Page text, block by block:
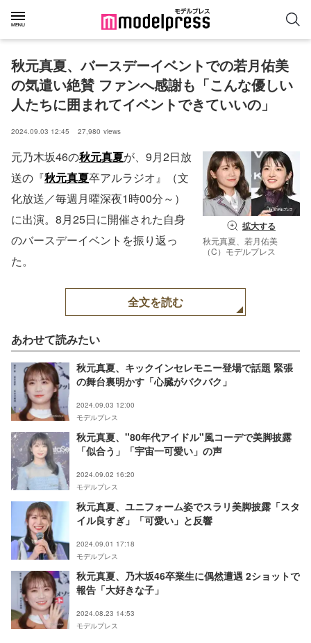
秋元真夏、バースデーイベントでの若月佑美
の気遣い絶賛 ファンへ感謝も「こんな優しい
人たちに囲まれてイベントできていいの」
2024.09.03 12:45 27,980 views
拡大する
秋元真夏、若月佑美
（C）モデルプレス
元乃木坂46の秋元真夏が、9月2日放
送の『秋元真夏卒アルラジオ』（文
化放送／毎週月曜深夜1時00分～）
に出演。8月25日に開催された自身
のバースデーイベントを振り返っ
た。
全文を読む
あわせて読みたい
秋元真夏、キックインセレモニー登場で話題 緊張
の舞台裏明かす「心臓がバクバク」
2024.09.03 12:00
モデルプレス
秋元真夏、"80年代アイドル"風コーデで美脚披露
「似合う」「宇宙一可愛い」の声
2024.09.02 16:20
モデルプレス
秋元真夏、ユニフォーム姿でスラリ美脚披露「スタ
イル良すぎ」「可愛い」と反響
2024.09.01 17:18
モデルプレス
秋元真夏、乃木坂46卒業生に偶然遭遇 2ショットで
報告「大好きな子」
2024.08.23 14:53
モデルプレス